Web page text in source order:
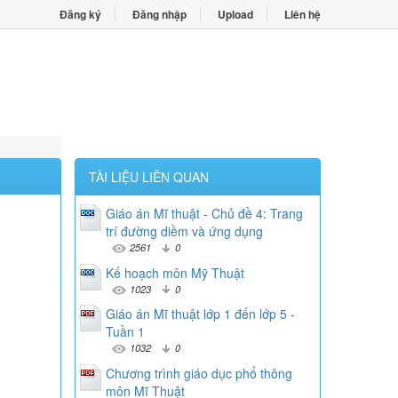
Đăng ký Đăng nhập Upload Liên hệ
TÀI LIỆU LIÊN QUAN
Giáo án Mĩ thuật - Chủ đề 4: Trang
trí đường diềm và ứng dụng
2561 0
Kế hoạch môn Mỹ Thuật
1023 0
Giáo án Mĩ thuật lớp 1 đến lớp 5 -
Tuần 1
1032 0
Chương trình giáo dục phổ thông
môn Mĩ Thuật